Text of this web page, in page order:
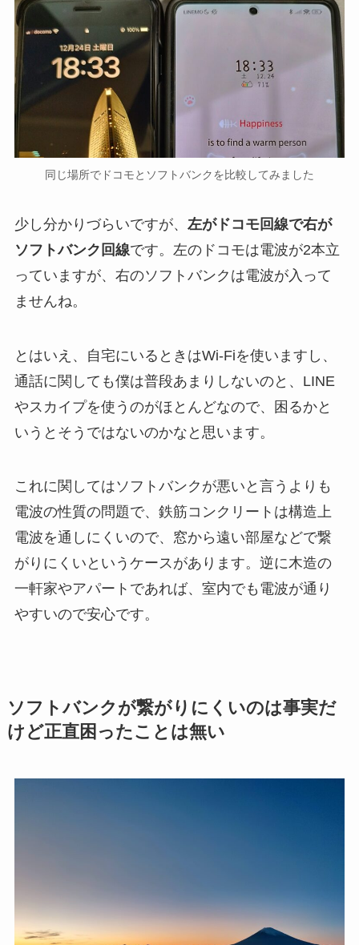
同じ場所でドコモとソフトバンクを比較してみました
少し分かりづらいですが、 左がドコモ回線で右が
ソフトバンク回線です。左のドコモは電波が2本立
っていますが、右のソフトバンクは電波が入って
ませんね。
とはいえ、自宅にいるときはWi-Fiを使いますし、
通話に関しても僕は普段あまりしないのと、LINE
やスカイプを使うのがほとんどなので、困るかと
いうとそうではないのかなと思います。
これに関してはソフトバンクが悪いと言うよりも
電波の性質の問題で、鉄筋コンクリートは構造上
電波を通しにくいので、窓から遠い部屋などで繋
がりにくいというケースがあります。逆に木造の
一軒家やアパートであれば、室内でも電波が通り
やすいので安心です。
ソフトバンクが繋がりにくいのは事実だ
けど正直困ったことは無い